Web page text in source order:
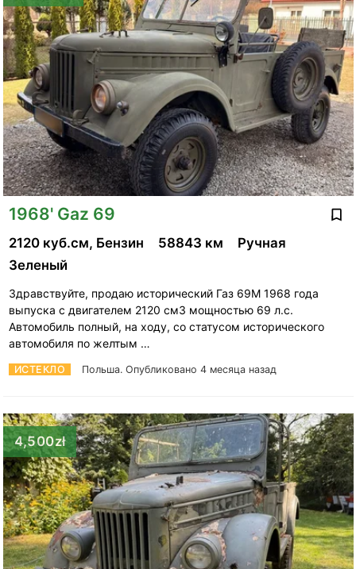
1968' Gaz 69
ИСТЕКЛО Польша. Опубликовано 4 месяца назад
2120 куб.см, Бензин 58843 км
Ручная
Зеленый
Здравствуйте, продаю исторический Газ 69М 1968 года
выпуска с двигателем 2120 см3 мощностью 69 л.с.
Автомобиль полный, на ходу, со статусом исторического
автомобиля по желтым …
4,500zł